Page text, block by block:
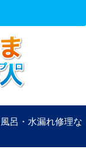
呂・水漏れ修理な